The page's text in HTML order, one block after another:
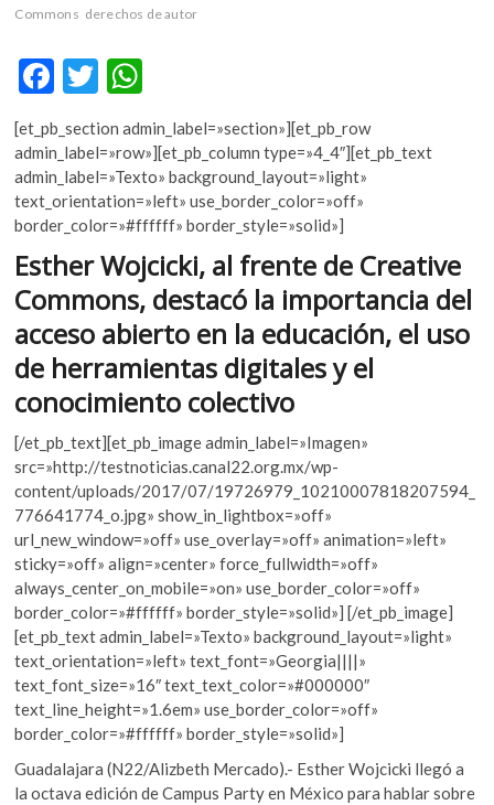
Commons derechos de autor
F
e
b
o
o
k
T
w
itt
er
h
at
s
A
p
p
[et_pb_section admin_label=»section»][et_pb_row
admin_label=»row»][et_pb_column type=»4_4″][et_pb_text
admin_label=»Texto» background_layout=»light»
text_orientation=»left» use_border_color=»off»
border_color=»#ffffff» border_style=»solid»]
Esther Wojcicki, al frente de Creative
Commons, destacó la importancia del
acceso abierto en la educación, el uso
de herramientas digitales y el
conocimiento colectivo
[/et_pb_text][et_pb_image admin_label=»Imagen»
src=»http://testnoticias.canal22.org.mx/wp-
content/uploads/2017/07/19726979_10210007818207594_
776641774_o.jpg» show_in_lightbox=»off»
url_new_window=»off» use_overlay=»off» animation=»left»
sticky=»off» align=»center» force_fullwidth=»off»
always_center_on_mobile=»on» use_border_color=»off»
border_color=»#ffffff» border_style=»solid»] [/et_pb_image]
[et_pb_text admin_label=»Texto» background_layout=»light»
text_orientation=»left» text_font=»Georgia||||»
text_font_size=»16″ text_text_color=»#000000″
text_line_height=»1.6em» use_border_color=»off»
border_color=»#ffffff» border_style=»solid»]
Guadalajara (N22/Alizbeth Mercado).- Esther Wojcicki llegó a
la octava edición de Campus Party en México para hablar sobre